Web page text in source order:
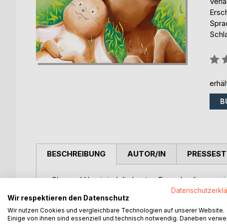
BESCHREIBUNG
Cleo und Henri sind die besten Freunde, die man
beginnt ein unglaubliches Abenteuer. Die Karte
lernen sie, dass es nicht die Magie ist, die ihre
einzigartige Freundschaft.
AUTOR/IN
Wir respektieren den Datenschutz
Wir nutzen Cookies und vergleichbare Technologien auf unserer Website.
Einige von ihnen sind essenziell und technisch notwendig. Daneben